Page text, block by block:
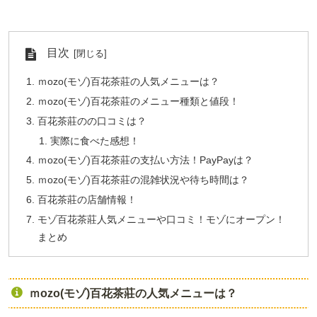
目次
ｍozo(モゾ)百花茶莊の人気メニューは？
ｍozo(モゾ)百花茶莊のメニュー種類と値段！
百花茶莊のの口コミは？
実際に食べた感想！
ｍozo(モゾ)百花茶莊の支払い方法！PayPayは？
ｍozo(モゾ)百花茶莊の混雑状況や待ち時間は？
百花茶莊の店舗情報！
モゾ百花茶莊人気メニューや口コミ！モゾにオープン！
まとめ
ｍozo(モゾ)百花茶莊の人気メニューは？